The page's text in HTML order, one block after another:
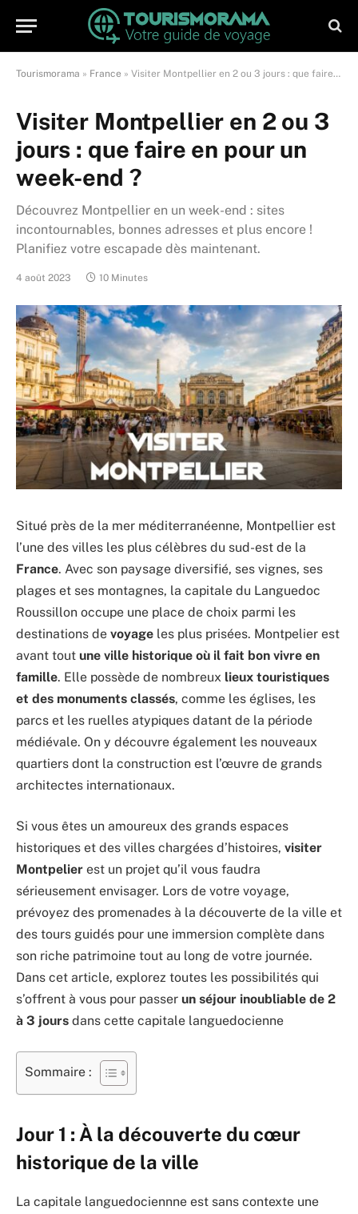
Tourismorama » France » Visiter Montpellier en 2 ou 3 jours : que faire en pour un week-end ?
Visiter Montpellier en 2 ou 3
jours : que faire en pour un
week-end ?
Découvrez Montpellier en un week-end : sites
incontournables, bonnes adresses et plus encore !
Planifiez votre escapade dès maintenant.
4 août 2023 10 Minutes
Situé près de la mer méditerranéenne, Montpellier est
l’une des villes les plus célèbres du sud-est de la
France. Avec son paysage diversifié, ses vignes, ses
plages et ses montagnes, la capitale du Languedoc
Roussillon occupe une place de choix parmi les
destinations de voyage les plus prisées. Montpelier est
avant tout une ville historique où il fait bon vivre en
famille. Elle possède de nombreux lieux touristiques
et des monuments classés, comme les églises, les
parcs et les ruelles atypiques datant de la période
médiévale. On y découvre également les nouveaux
quartiers dont la construction est l’œuvre de grands
architectes internationaux.
Si vous êtes un amoureux des grands espaces
historiques et des villes chargées d’histoires, visiter
Montpelier est un projet qu’il vous faudra
sérieusement envisager. Lors de votre voyage,
prévoyez des promenades à la découverte de la ville et
des tours guidés pour une immersion complète dans
son riche patrimoine tout au long de votre journée.
Dans cet article, explorez toutes les possibilités qui
s’offrent à vous pour passer un séjour inoubliable de 2
à 3 jours dans cette capitale languedocienne
Sommaire :
Jour 1 : À la découverte du cœur
historique de la ville
La capitale languedociennne est sans contexte une